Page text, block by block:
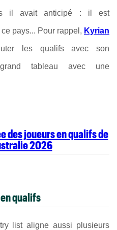
il avait anticipé : il est
pays... Pour rappel, Kyrian
les qualifs avec son
tableau avec une
des joueurs en qualifs de
2026
qualifs
list aligne aussi plusieurs